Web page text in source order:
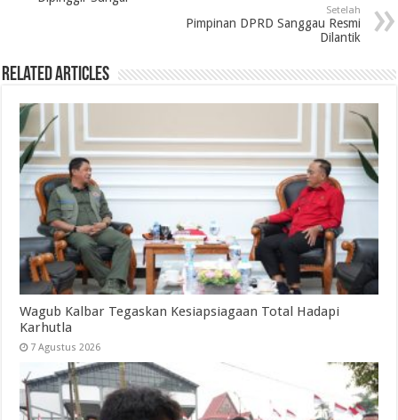
Setelah
Pimpinan DPRD Sanggau Resmi
Dilantik
Related Articles
Wagub Kalbar Tegaskan Kesiapsiagaan Total Hadapi
Karhutla
7 Agustus 2026